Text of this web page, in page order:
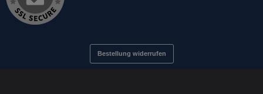
Bestellung widerrufen